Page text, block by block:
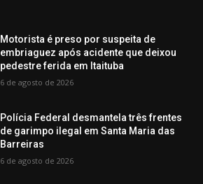
Motorista é preso por suspeita de
embriaguez após acidente que deixou
pedestre ferida em Itaituba
6 de agosto de 2026
Polícia Federal desmantela três frentes
de garimpo ilegal em Santa Maria das
Barreiras
6 de agosto de 2026